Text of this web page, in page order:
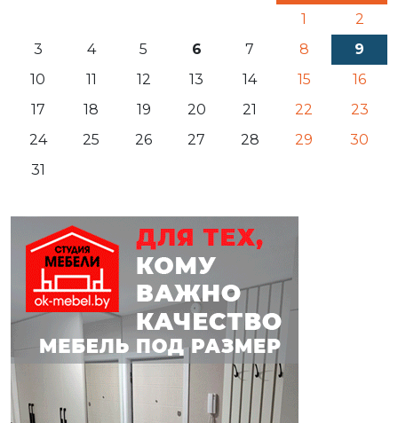
1
2
3
4 5 6 7 8
9
10
11 12 13 14 15
16
17
18 19 20 21 22
23
24
25 26 27 28 29
30
31